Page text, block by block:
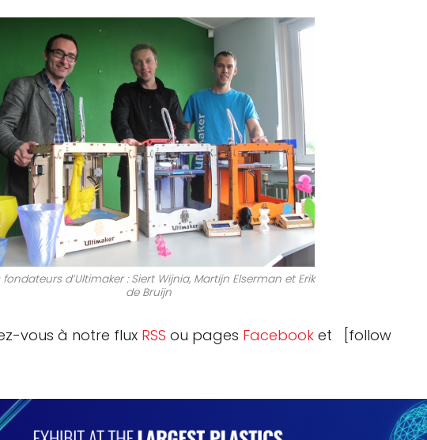
fondateurs d’Ultimaker : Siert Wijnia, Martijn Elserman et Erik
de Bruijn
vous à notre flux RSS ou pages Facebook et [follow